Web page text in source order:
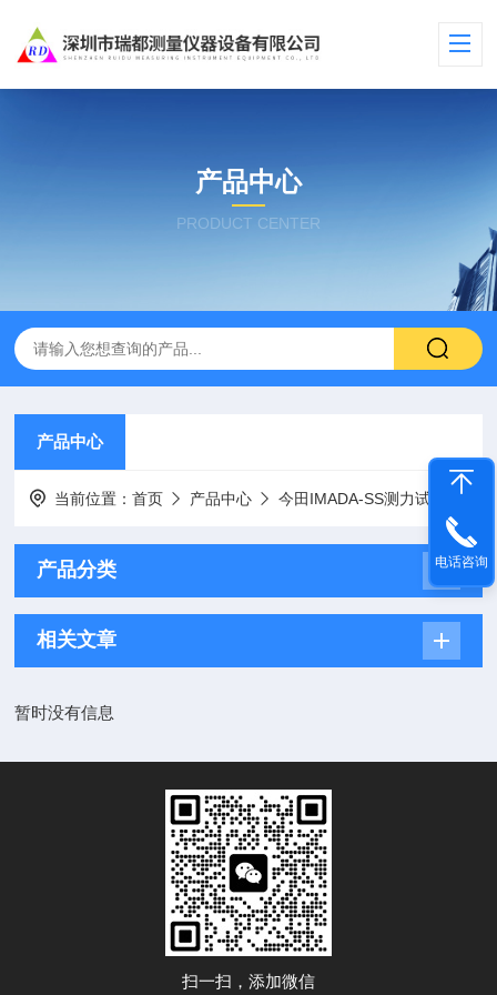
产品中心
PRODUCT CENTER
产品中心
当前位置：首页 产品中心 今田IMADA-SS测力试验机
产品分类
相关文章
暂时没有信息
扫一扫，添加微信
电话咨询